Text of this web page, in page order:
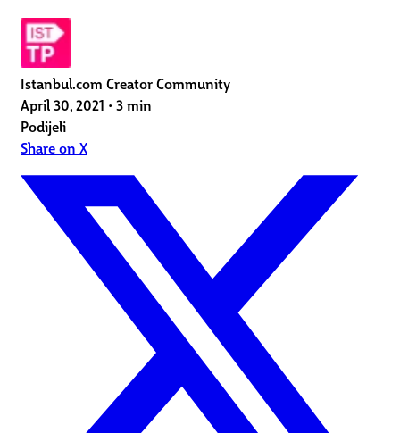
Istanbul.com Creator Community
April 30, 2021 • 3 min
Podijeli
Share on X